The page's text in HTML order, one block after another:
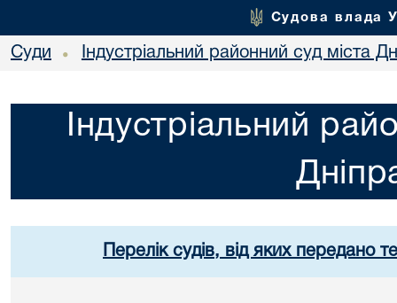
Судова влада
Суди • Індустріальний районний суд міста
Індустріальний
Перелік судів, від яких передано